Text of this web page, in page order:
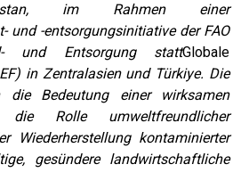
im Rahmen einer
und -entsorgungsinitiative der FAO
und Entsorgung stattGlobale
in Zentralasien und Türkiye. Die
die Bedeutung einer wirksamen
die Rolle umweltfreundlicher
Wiederherstellung kontaminierter
gesündere landwirtschaftliche